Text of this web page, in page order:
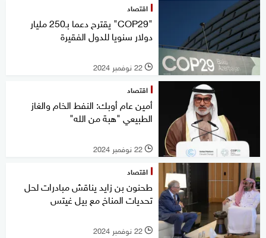
اقتصاد
"COP29" يقترح دعما بـ250 مليار
دولار سنويا للدول الفقيرة
l 22 نوفمبر 2024
اقتصاد
أمين عام أوبك: النفط الخام والغاز
الطبيعي "هبة من الله"
l 22 نوفمبر 2024
اقتصاد
طحنون بن زايد يناقش مبادرات لحل
تحديات المناخ مع بيل غيتس
l 22 نوفمبر 2024